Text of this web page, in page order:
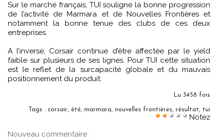
Sur le marché français, TUI souligne la bonne progression
de l’activité de Marmara et de Nouvelles Frontières et
notamment la bonne tenue des clubs de ces deux
entreprises.
A l’inverse, Corsair continue d’être affectée par le yield
faible sur plusieurs de ses lignes. Pour TUI cette situation
est le reflet de la surcapacité globale et du mauvais
positionnement du produit.
Lu 3458 fois
Tags : corsair, été, marmara, nouvelles frontières, résultat, tui
Notez
Nouveau commentaire :